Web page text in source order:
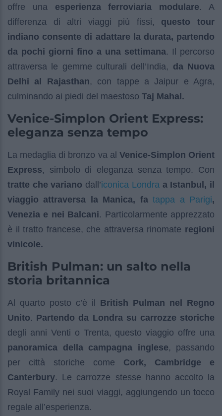
offre una esperienza ferroviaria modulare. A
differenza di altri viaggi più fissi, questo tour
indiano consente di adattare la durata, partendo
da pochi giorni fino a una settimana. Il percorso
attraversa le gemme culturali dell’India, da Nuova
Delhi al Rajasthan, con tappe a Jaipur e Agra,
culminando ai piedi del maestoso Taj Mahal.
Venice-Simplon Orient Express:
eleganza senza tempo
La medaglia di bronzo va al Venice-Simplon Orient
Express, simbolo di eleganza senza tempo. Con
tratte che variano dall’iconica Londraa Istanbul, il
viaggio attraversa la Manica, fatappa a Parigi,
Venezia e nei Balcani. Particolarmente apprezzato
è il tratto francese, che attraversa rinomate regioni
vinicole.
British Pulman: un salto nella
storia britannica
Al quarto posto c’è il British Pulman nel Regno
Unito. Partendo da Londra su carrozze storiche
degli anni Venti o Trenta, questo viaggio offre una
panoramica della campagna inglese, passando
per città storiche come Cork, Cambridge e
Canterbury. Le carrozze stesse hanno accolto la
Royal Family nei suoi viaggi, aggiungendo un tocco
regale all’esperienza.